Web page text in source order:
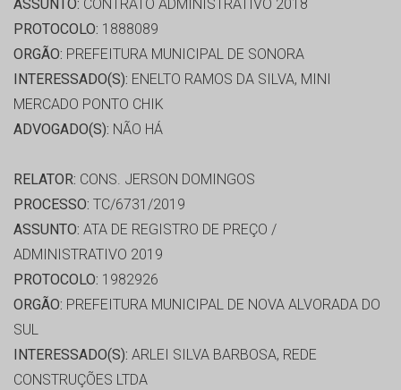
ASSUNTO: CONTRATO ADMINISTRATIVO 2018
PROTOCOLO: 1888089
ORGÃO: PREFEITURA MUNICIPAL DE SONORA
INTERESSADO(S): ENELTO RAMOS DA SILVA, MINI
MERCADO PONTO CHIK
ADVOGADO(S): NÃO HÁ
RELATOR: CONS. JERSON DOMINGOS
PROCESSO: TC/6731/2019
ASSUNTO: ATA DE REGISTRO DE PREÇO /
ADMINISTRATIVO 2019
PROTOCOLO: 1982926
ORGÃO: PREFEITURA MUNICIPAL DE NOVA ALVORADA DO
SUL
INTERESSADO(S): ARLEI SILVA BARBOSA, REDE
CONSTRUÇÕES LTDA